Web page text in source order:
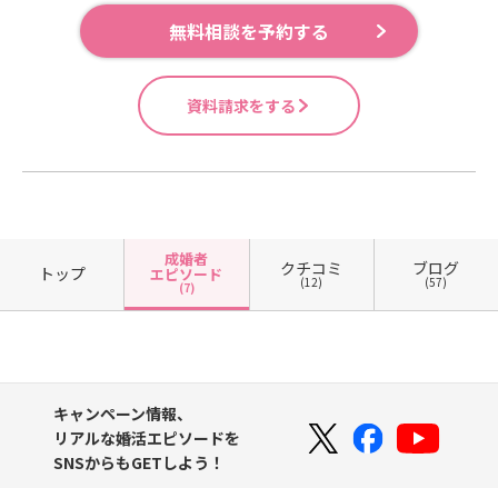
無料相談を予約する
資料請求をする
トップ
成婚者
エピソード
(7)
クチコミ
(12)
ブログ
(57)
キャンペーン情報、
リアルな婚活エピソードを
SNSからもGETしよう！